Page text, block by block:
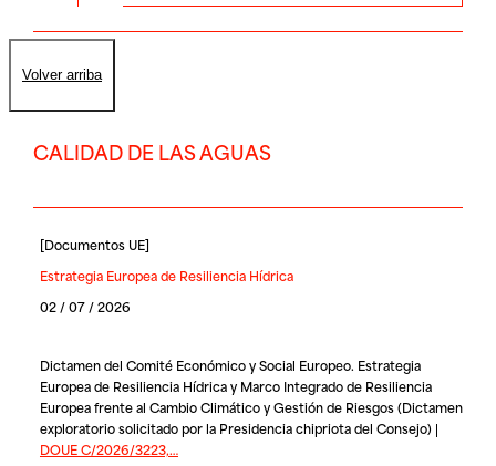
Volver arriba
CALIDAD DE LAS AGUAS
[Documentos UE]
Estrategia Europea de Resiliencia Hídrica
02 / 07 / 2026
Dictamen del Comité Económico y Social Europeo. Estrategia
Europea de Resiliencia Hídrica y Marco Integrado de Resiliencia
Europea frente al Cambio Climático y Gestión de Riesgos (Dictamen
exploratorio solicitado por la Presidencia chipriota del Consejo) |
DOUE C/2026/3223,…